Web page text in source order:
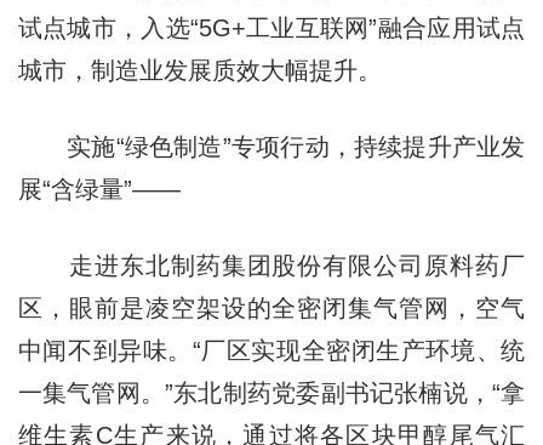
试点城市，入选“5G+工业互联网”融合应用试点
城市，制造业发展质效大幅提升。
实施“绿色制造”专项行动，持续提升产业发
展“含绿量”——
走进东北制药集团股份有限公司原料药厂
区，眼前是凌空架设的全密闭集气管网，空气
中闻不到异味。“厂区实现全密闭生产环境、统
一集气管网。”东北制药党委副书记张楠说，“拿
维生素C生产来说，通过将各区块甲醇尾气汇